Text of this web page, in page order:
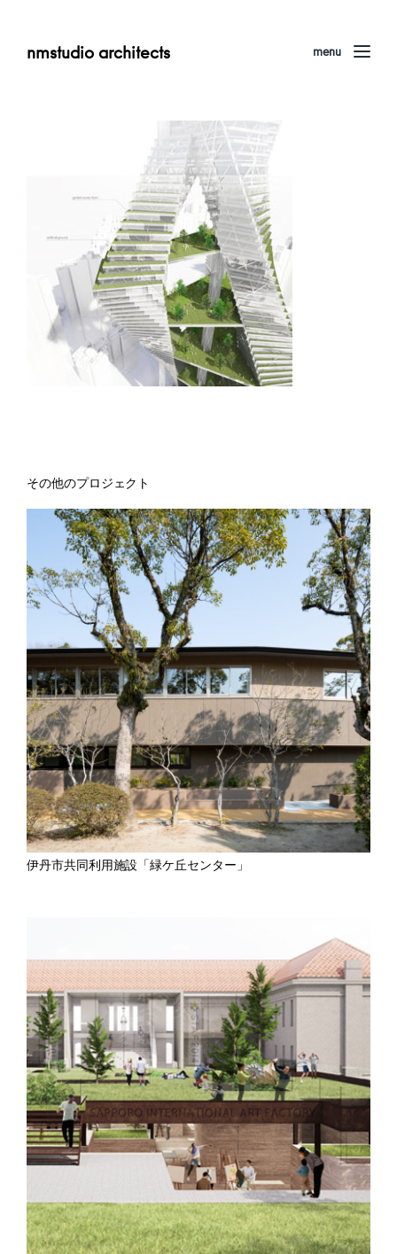
nmstudio architects menu
その他のプロジェクト
伊丹市共同利用施設「緑ケ丘センター」